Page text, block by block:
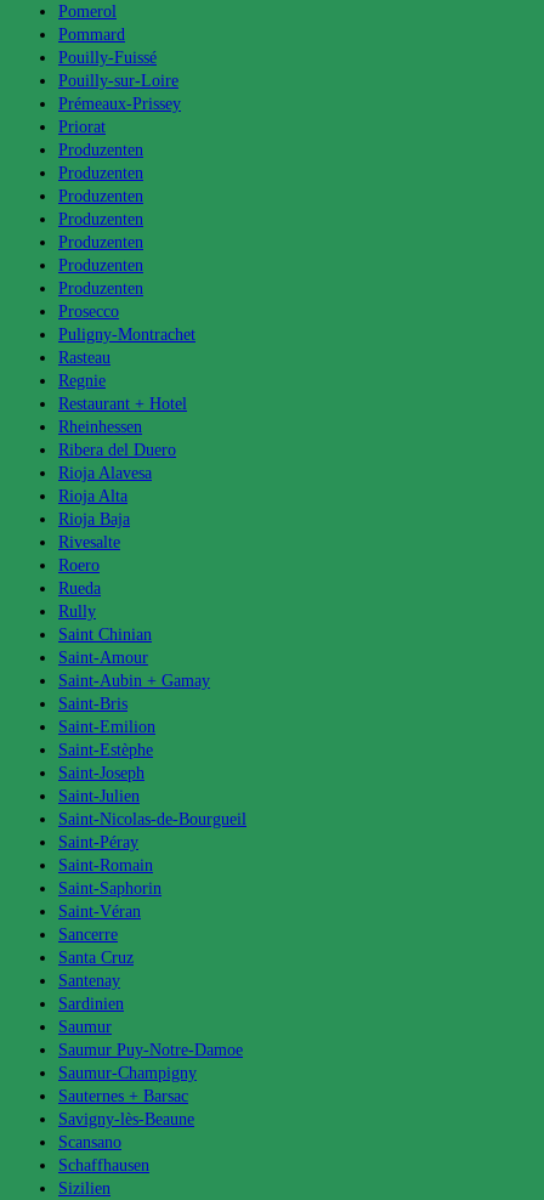
Pomerol
Pommard
Pouilly-Fuissé
Pouilly-sur-Loire
Prémeaux-Prissey
Priorat
Produzenten
Produzenten
Produzenten
Produzenten
Produzenten
Produzenten
Produzenten
Prosecco
Puligny-Montrachet
Rasteau
Regnie
Restaurant + Hotel
Rheinhessen
Ribera del Duero
Rioja Alavesa
Rioja Alta
Rioja Baja
Rivesalte
Roero
Rueda
Rully
Saint Chinian
Saint-Amour
Saint-Aubin + Gamay
Saint-Bris
Saint-Emilion
Saint-Estèphe
Saint-Joseph
Saint-Julien
Saint-Nicolas-de-Bourgueil
Saint-Péray
Saint-Romain
Saint-Saphorin
Saint-Véran
Sancerre
Santa Cruz
Santenay
Sardinien
Saumur
Saumur Puy-Notre-Damoe
Saumur-Champigny
Sauternes + Barsac
Savigny-lès-Beaune
Scansano
Schaffhausen
Sizilien